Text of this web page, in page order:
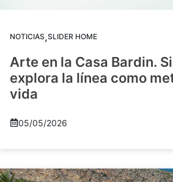
NOTICIAS,SLIDER HOME
Arte en la Casa Bardin.
explora la línea como
vida
05/05/2026